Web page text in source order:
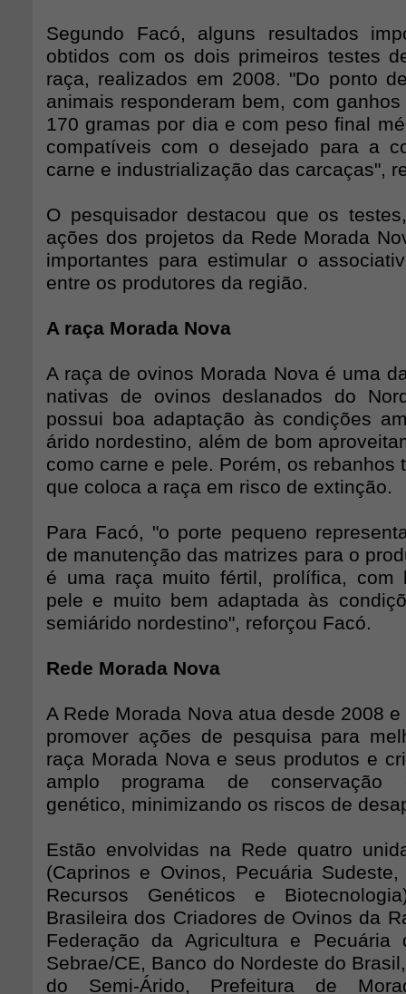
Segundo Facó, alguns resultados
obtidos com os dois primeiros testes
raça, realizados em 2008. "Do ponto
animais responderam bem, com
170 gramas por dia e com peso final
compatíveis com o desejado para a
carne e industrialização das carcaças",
O pesquisador destacou que os
ações dos projetos da Rede Morada
importantes para estimular o
entre os produtores da região.
A raça Morada Nova
A raça de ovinos Morada Nova é uma
nativas de ovinos deslanados do
possui boa adaptação às condições
árido nordestino, além de bom
como carne e pele. Porém, os rebanhos
que coloca a raça em risco de extinção.
Para Facó, "o porte pequeno
de manutenção das matrizes para o
é uma raça muito fértil, prolífica, com
pele e muito bem adaptada às
semiárido nordestino", reforçou Facó.
Rede Morada Nova
A Rede Morada Nova atua desde 2008
promover ações de pesquisa para
raça Morada Nova e seus produtos e
amplo programa de conservação
genético, minimizando os riscos de
Estão envolvidas na Rede quatro
(Caprinos e Ovinos, Pecuária
Recursos Genéticos e
Brasileira dos Criadores de Ovinos da
Federação da Agricultura e Pecuária
Sebrae/CE, Banco do Nordeste do
do Semi-Árido, Prefeitura de